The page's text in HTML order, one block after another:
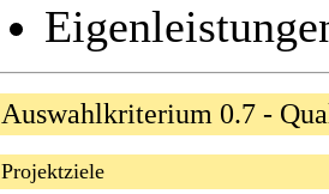
Auswahlkriterium 0.7 -
Projektziele